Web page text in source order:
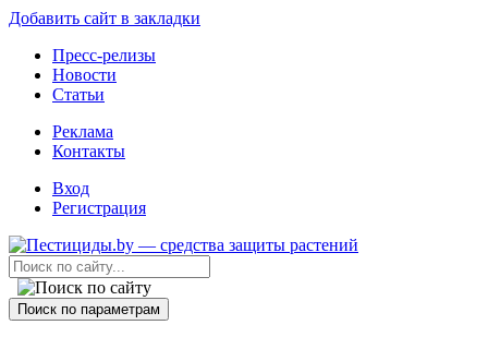
Добавить сайт в закладки
Пресс-релизы
Новости
Статьи
Реклама
Контакты
Вход
Регистрация
Поиск по параметрам